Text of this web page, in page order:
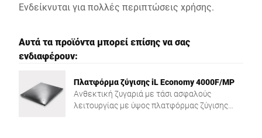
Ενδείκνυται για πολλές περιπτώσεις χρήσης.
Αυτά τα προϊόντα μπορεί επίσης να σας
ενδιαφέρουν:
Πλατφόρμα ζύγισης iL Economy 4000F/MP
Ανθεκτική ζυγαριά με τάσι ασφαλούς
λειτουργίας με ύψος πλατφόρμας ζύγισης